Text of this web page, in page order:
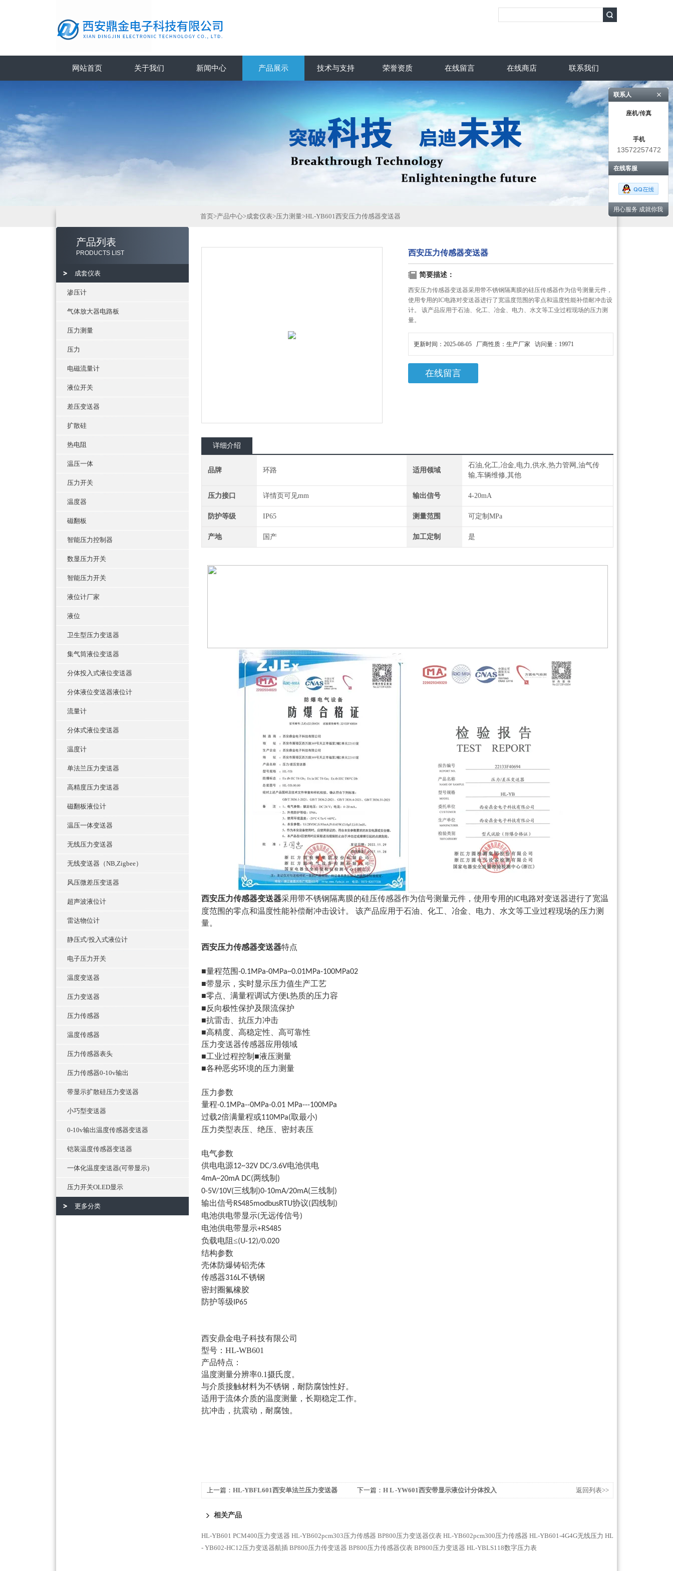
网站首页 关于我们 新闻中心 产品展示 技术与支持 荣誉资质 在线留言 在线商店 联系我们
产品列表
PRODUCTS LIST
成套仪表
渗压计
气体放大器电路板
压力测量
压力
电磁流量计
液位开关
差压变送器
扩散硅
热电阻
温压一体
压力开关
温度器
磁翻板
智能压力控制器
数显压力开关
智能压力开关
液位计厂家
液位
卫生型压力变送器
集气筒液位变送器
分体投入式液位变送器
分体液位变送器液位计
流量计
分体式液位变送器
温度计
单法兰压力变送器
高精度压力变送器
磁翻板液位计
温压一体变送器
无线压力变送器
无线变送器（NB,Zigbee）
风压微差压变送器
超声波液位计
雷达物位计
静压式/投入式液位计
电子压力开关
温度变送器
压力变送器
压力传感器
温度传感器
压力传感器表头
压力传感器0-10v输出
带显示扩散硅压力变送器
小巧型变送器
0-10v输出温度传感器变送器
铠装温度传感器变送器
一体化温度变送器(可带显示)
压力开关OLED显示
更多分类
首页>产品中心>成套仪表>压力测量>HL-YB601西安压力传感器变送器
西安压力传感器变送器
简要描述：
西安压力传感器变送器采用带不锈钢隔离膜的硅压传感器作为信号测量元件，
使用专用的IC电路对变送器进行了宽温度范围的零点和温度性能补偿耐冲击设
计。 该产品应用于石油、化工、冶金、电力、水文等工业过程现场的压力测
量。
更新时间：2025-08-05 厂商性质：生产厂家 访问量：19971
在线留言
详细介绍
品牌 环路 适用领域
石油,化工,冶金,电力,供水,热力管网,油气传
输,车辆维修,其他
压力接口 详情页可见mm 输出信号 4-20mA
防护等级 IP65 测量范围 可定制MPa
产地 国产 加工定制 是
西安压力传感器变送器采用带不锈钢隔离膜的硅压传感器作为信号测量元件，使用专用的 IC电路对变送器进行了宽温
度范围的零点和温度性能补偿耐冲击设计。
该产品应用于石油、化工、冶金、电力、水文等工业过程现场的压力测
量。
西安压力传感器变送器特点
■量程范围-0.1MPa-0MPa~0.01MPa-100MPa02
■带显示，实时显示压力值生产工艺
■零点、满量程调试方便L热质的压力容
■反向极性保护及限流保护
■抗雷击、抗压力冲击
■高精度、高稳定性、高可靠性
压力变送器传感器应用领域
■工业过程控制■液压测量
■各种恶劣环境的压力测量
压力参数
量程-0.1MPa--0MPa-0.01 MPa---100MPa
过载2倍满量程或110MPa(取最小)
压力类型表压、绝压、密封表压
电气参数
供电电源12~32V DC/3.6V电池供电
4mA~20mA DC(两线制 )
0-5V/10V(三线制 )0-10mA/20mA(三线制 )
输出信号RS485modbusRTU协议( 四线制 )
电池供电带显示(无远传信号)
电池供电带显示+RS485
负载电阻≤(U-12)/0.020
结构参数
壳体防爆铸铝壳体
传感器316L不锈钢
密封圈氟橡胶
防护等级 IP65
西安鼎金电子科技有限公司
型号： HL-WB601
产品特点：
温度测量分辨率0.1摄氏度。
与介质接触材料为不锈钢，耐防腐蚀性好。
适用于流体介质的温度测量，长期稳定工作。
抗冲击，抗震动，耐腐蚀。
上一篇： HL-YBFL601西安单法兰压力变送器 下一篇： H L -YW601西安带显示液位计分体投入
返回列表>>
相关产品
HL-YB601 PCM400压力变送器 HL-YB602pcm303压力传感器 BP800压力变送器仪表 HL-YB602pcm300压力传感器 HL-YB601-4G4G无线压力 HL
- YB602-HC12压力变送器航插 BP800压力传变送器 BP800压力传感器仪表 BP800压力变送器 HL-YBLS118数字压力表
联系人
座机/传真
手机
13572257472
在线客服
用心服务 成就你我